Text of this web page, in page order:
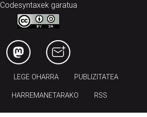
Codesyntaxek garatua
LEGE OHARRA PUBLIZITATEA
HARREMANETARAKO RSS